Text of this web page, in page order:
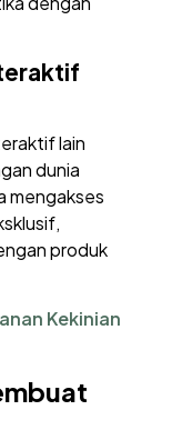
lain
dunia
mengakses
produk
Kekinian